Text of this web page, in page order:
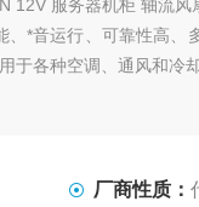
12V 服务器机柜 轴流风
、*音运行、可靠性高、
于各种空调、通风和冷
厂商性质：